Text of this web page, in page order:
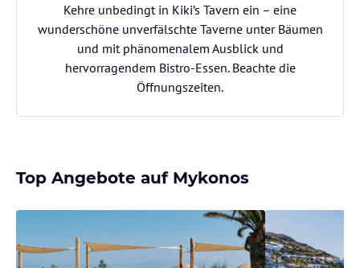
Kehre unbedingt in Kiki’s Tavern ein – eine
wunderschöne unverfälschte Taverne unter Bäumen
und mit phänomenalem Ausblick und
hervorragendem Bistro-Essen. Beachte die
Öffnungszeiten.
Top Angebote auf Mykonos